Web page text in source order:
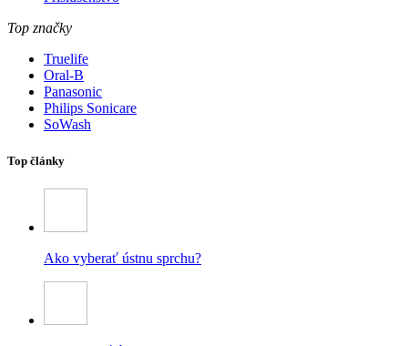
Top značky
Truelife
Oral-B
Panasonic
Philips Sonicare
SoWash
Top články
Ako vyberať ústnu sprchu?